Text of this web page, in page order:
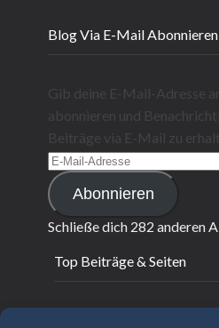
Blog Via E-Mail Abonnieren
Gib deine E-Mail-Adresse
abonnieren und
Beiträge via E-Mail zu
E-
Mail-
Adresse
Abonnieren
Schließe dich 282 anderen
Top Beiträge & Seiten